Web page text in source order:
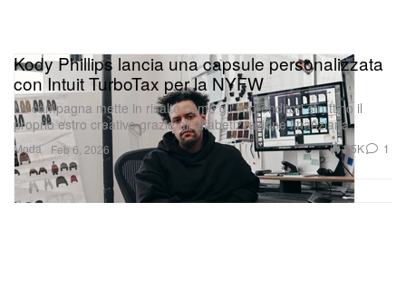
Moda
Kody Phillips lancia una capsule personalizzata
con Intuit TurboTax per la NYFW
La campagna mette in risalto come gli imprenditori sfruttino il
proprio estro creativo grazie all’alfabetizzazione finanziaria.
Feb 6, 2026 1.5K 1